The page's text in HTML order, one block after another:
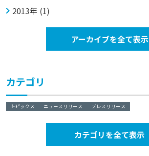
2013年 (1)
アーカイブを全て表示
カテゴリ
トピックス ニュースリリース プレスリリース
カテゴリを全て表示